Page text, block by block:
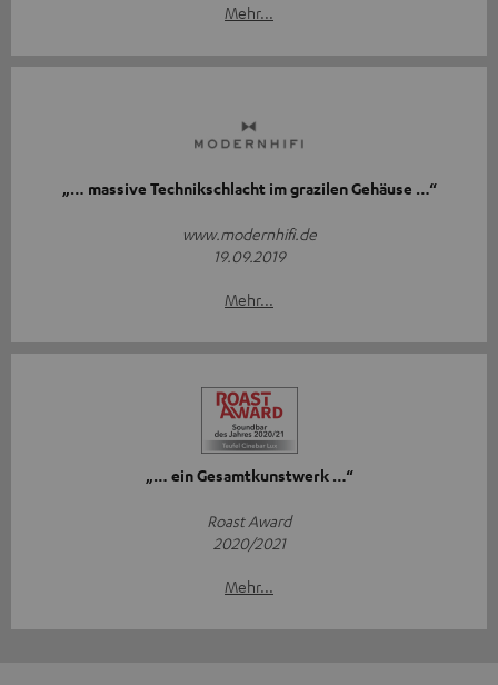
Mehr...
„… massive Technikschlacht im grazilen Gehäuse …“
www.modernhifi.de
19.09.2019
Mehr...
„… ein Gesamtkunstwerk …“
Roast Award
2020/2021
Mehr...